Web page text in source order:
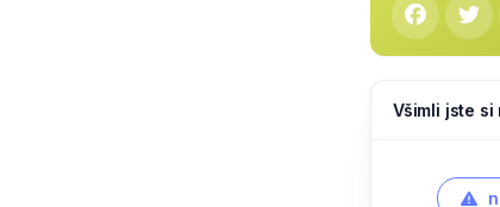
Všimli jste si